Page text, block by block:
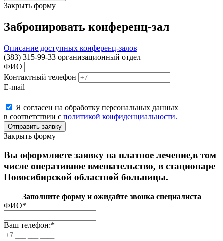
Закрыть форму
Забронировать конференц-зал
Описание доступных конференц-залов
(383) 315-99-33 организационный отдел
ФИО
Контактный телефон
E-mail
Я согласен на обработку персональных данных
в соответствии с политикой конфиденциальности.
Закрыть форму
Вы оформляете заявку на платное лечение,в том
числе оперативное вмешательство, в стационаре
Новосибирской областной больницы.
Заполните форму и ожидайте звонка специалиста
ФИО*
Ваш телефон:*